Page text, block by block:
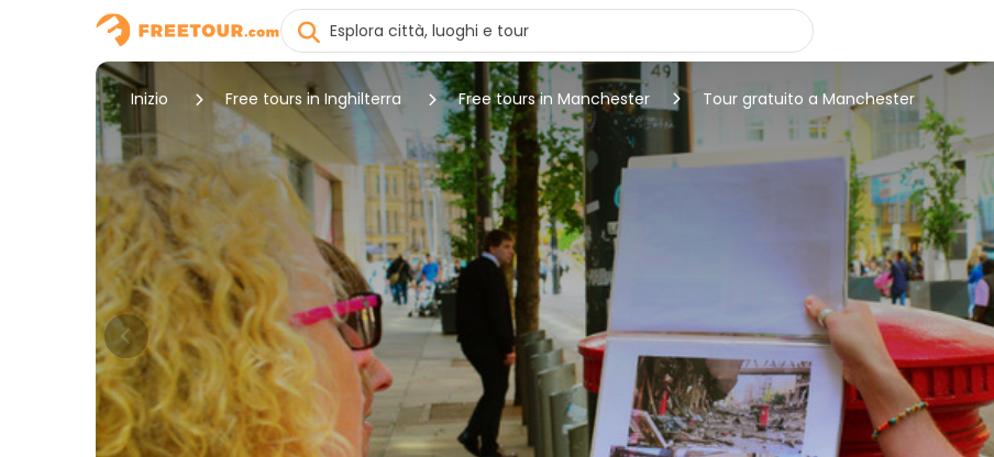
Inizio Free tours in Inghilterra Free tours in Manchester Tour gratuito a Manchester